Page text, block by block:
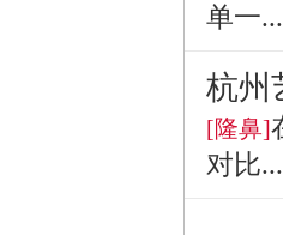
单一...
杭州
[隆鼻]
对比...